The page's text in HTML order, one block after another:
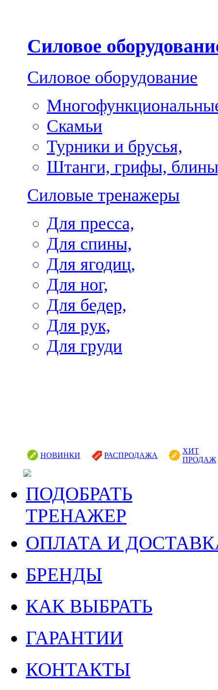
Силовое
Силовое оборудование
Скамьи
Турники и брусья,
Штанги, грифы,
Силовые тренажеры
Для пресса,
Для спины,
Для ягодиц,
Для ног,
Для бедер,
Для рук,
Для груди
НОВИНКИ РАСПРОДАЖА
ХИТ
ПРОДАЖ
ПОДОБРАТЬ
ТРЕНАЖЕР
ОПЛАТА И
БРЕНДЫ
КАК ВЫБРАТЬ
ГАРАНТИИ
КОНТАКТЫ